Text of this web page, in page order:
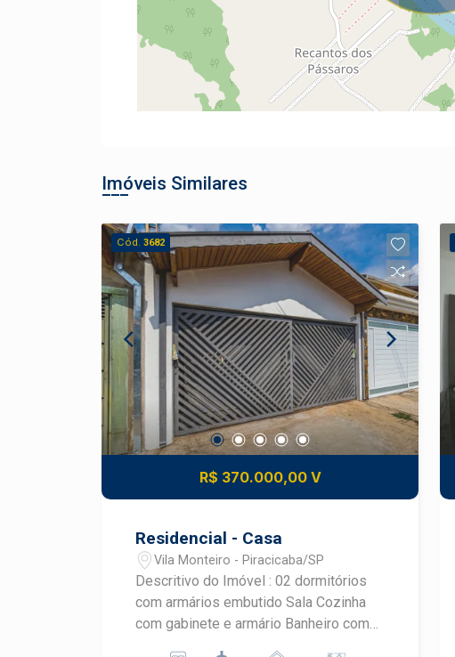
Imóveis Similares
Cód. 3682
R$ 370.000,00 V
Residencial - Casa
Vila Monteiro - Piracicaba/SP
Descritivo do Imóvel : 02 dormitórios
com armários embutido Sala Cozinha
com gabinete e armário Banheiro com